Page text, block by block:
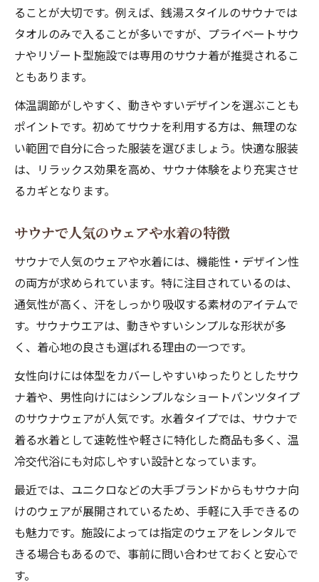
ることが大切です。例えば、銭湯スタイルのサウナでは
タオルのみで入ることが多いですが、プライベートサウ
ナやリゾート型施設では専用のサウナ着が推奨されるこ
ともあります。
体温調節がしやすく、動きやすいデザインを選ぶことも
ポイントです。初めてサウナを利用する方は、無理のな
い範囲で自分に合った服装を選びましょう。快適な服装
は、リラックス効果を高め、サウナ体験をより充実させ
るカギとなります。
サウナで人気のウェアや水着の特徴
サウナで人気のウェアや水着には、機能性・デザイン性
の両方が求められています。特に注目されているのは、
通気性が高く、汗をしっかり吸収する素材のアイテムで
す。サウナウエアは、動きやすいシンプルな形状が多
く、着心地の良さも選ばれる理由の一つです。
女性向けには体型をカバーしやすいゆったりとしたサウ
ナ着や、男性向けにはシンプルなショートパンツタイプ
のサウナウェアが人気です。水着タイプでは、サウナで
着る水着として速乾性や軽さに特化した商品も多く、温
冷交代浴にも対応しやすい設計となっています。
最近では、ユニクロなどの大手ブランドからもサウナ向
けのウェアが展開されているため、手軽に入手できるの
も魅力です。施設によっては指定のウェアをレンタルで
きる場合もあるので、事前に問い合わせておくと安心で
す。